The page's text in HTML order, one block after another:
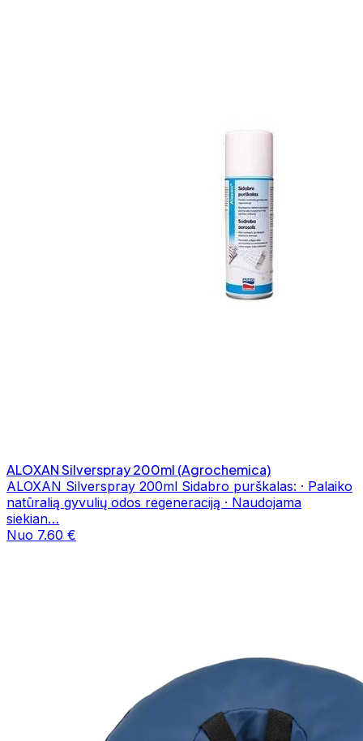
ALOXAN Silverspray 200ml (Agrochemica)
ALOXAN Silverspray 200ml Sidabro purškalas: · Palaiko
natūralią gyvulių odos regeneraciją · Naudojama
siekian…
Nuo 7.60 €